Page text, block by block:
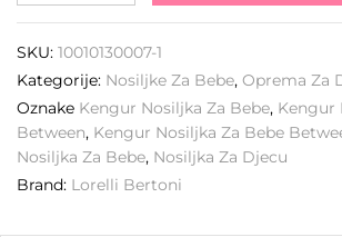
SKU: 10010130007-1
Kategorije: Nosiljke Za Bebe, Oprema Za
Oznake Kengur Nosiljka Za Bebe, Kengur
Between, Kengur Nosiljka Za Bebe
Nosiljka Za Bebe, Nosiljka Za Djecu
Brand: Lorelli Bertoni